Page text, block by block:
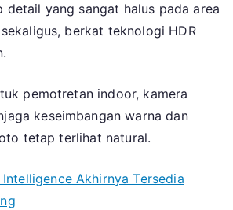
detail yang sangat halus pada area
berkat teknologi HDR
pemotretan indoor, kamera
keseimbangan warna dan
tetap terlihat natural.
Akhirnya Tersedia